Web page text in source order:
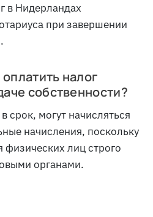
в Нидерландах
при завершении
налог
собственности?
срок, могут начисляться
начисления, поскольку
физических лиц строго
органами.